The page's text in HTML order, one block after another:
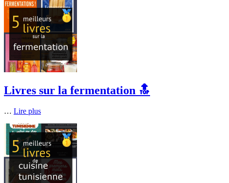
Livres sur la fermentation 🔝
… Lire plus